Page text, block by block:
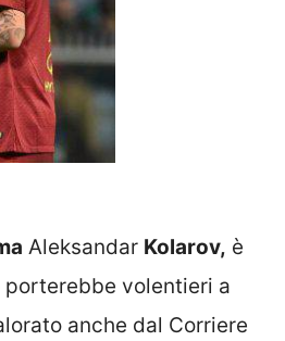
Aleksandar Kolarov, è
porterebbe volentieri a
anche dal Corriere